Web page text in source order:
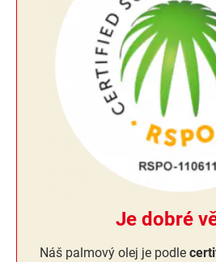
Je dobré
Náš palmový olej je podle